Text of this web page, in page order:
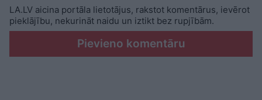
LA.LV aicina portāla lietotājus, rakstot komentārus, ievērot
pieklājību, nekurināt naidu un iztikt bez rupjībām.
Pievieno komentāru